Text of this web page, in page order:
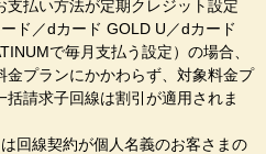
支払い方法が定期クレジット設定
ド／dカード GOLD U／dカード
で毎月支払う設定）の場合、
金プランにかかわらず、対象料金プ
括請求子回線は割引が適用されま
は回線契約が個人名義のお客さまの